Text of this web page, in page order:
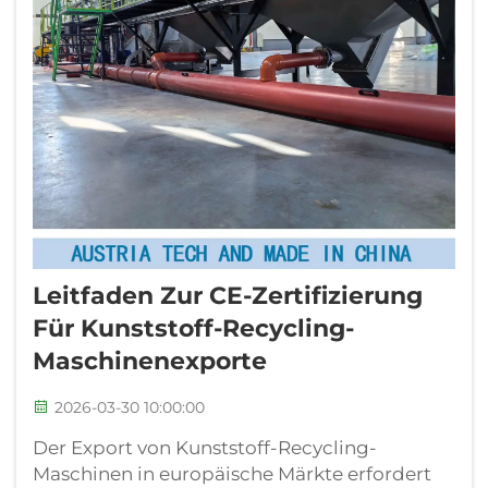
Leitfaden Zur CE-Zertifizierung
Für Kunststoff-Recycling-
Maschinenexporte
2026-03-30 10:00:00
Der Export von Kunststoff-Recycling-
Maschinen in europäische Märkte erfordert